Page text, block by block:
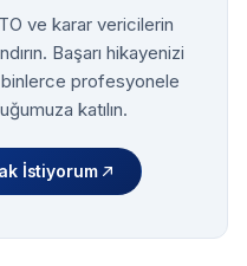
ve karar vericilerin
Başarı hikayenizi
profesyonele
katılın.
İstiyorum